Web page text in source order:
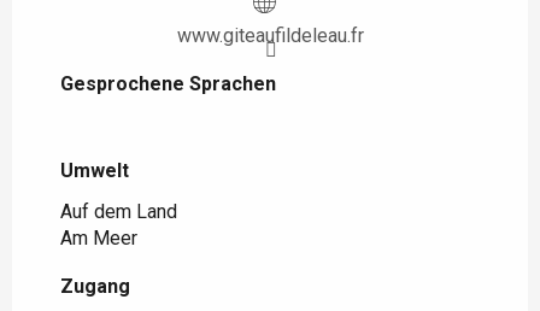
www.giteaufildeleau.fr
Gesprochene Sprachen
Gesprochene Sprachen
Umwelt
Umwelt
Auf dem Land
Am Meer
Zugang
Zugang